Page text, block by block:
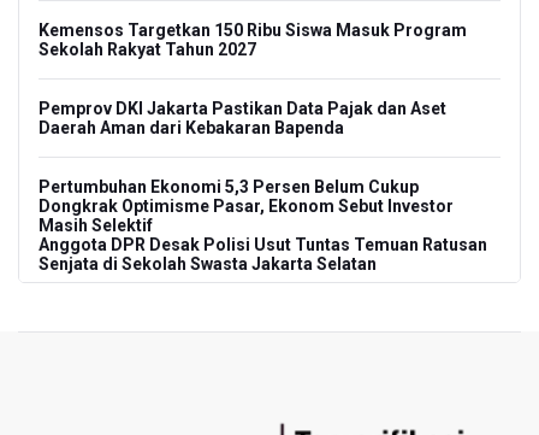
Kemensos Targetkan 150 Ribu Siswa Masuk Program
Sekolah Rakyat Tahun 2027
Pemprov DKI Jakarta Pastikan Data Pajak dan Aset
Daerah Aman dari Kebakaran Bapenda
Pertumbuhan Ekonomi 5,3 Persen Belum Cukup
Dongkrak Optimisme Pasar, Ekonom Sebut Investor
Masih Selektif
Anggota DPR Desak Polisi Usut Tuntas Temuan Ratusan
Senjata di Sekolah Swasta Jakarta Selatan
BGN Beri Batas Waktu SPPG Kantongi SLHS Paling